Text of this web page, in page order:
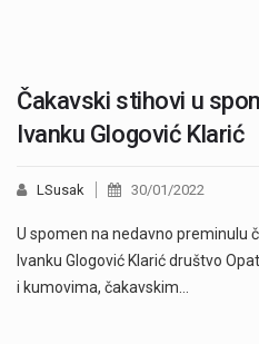
Čakavski stihovi u
Ivanku Glogović Klarić
LSusak 30/01/2022
U spomen na nedavno preminulu
Ivanku Glogović Klarić društvo
i kumovima, čakavskim…